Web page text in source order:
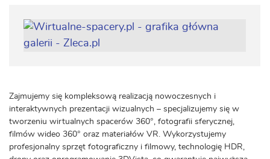
Zajmujemy się kompleksową realizacją nowoczesnych i
interaktywnych prezentacji wizualnych – specjalizujemy się w
tworzeniu wirtualnych spacerów 360°, fotografii sferycznej,
filmów wideo 360° oraz materiałów VR. Wykorzystujemy
profesjonalny sprzęt fotograficzny i filmowy, technologię HDR,